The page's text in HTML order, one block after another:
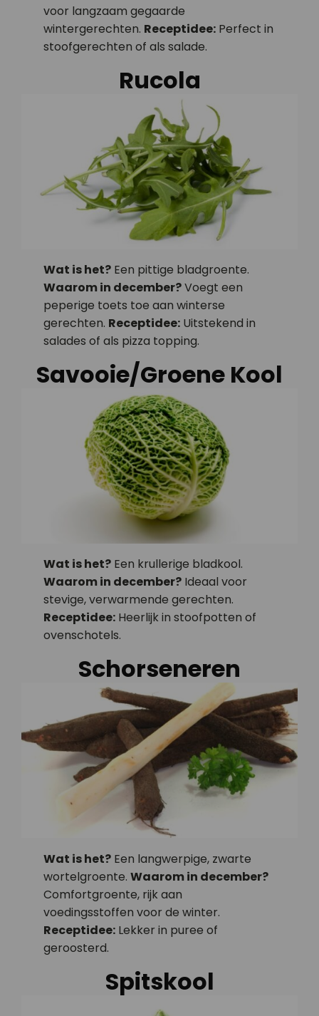
voor langzaam gegaarde
wintergerechten. Receptidee: Perfect in
stoofgerechten of als salade.
Rucola
Wat is het? Een pittige bladgroente.
Waarom in december?Voegt een
peperige toets toe aan winterse
gerechten. Receptidee: Uitstekend in
salades of als pizza topping.
Savooie/Groene Kool
Wat is het? Een krullerige bladkool.
Waarom in december? Ideaal voor
stevige, verwarmende gerechten.
Receptidee: Heerlijk in stoofpotten of
ovenschotels.
Schorseneren
Wat is het? Een langwerpige, zwarte
wortelgroente.Waarom in december?
Comfortgroente, rijk aan
voedingsstoffen voor de winter.
Receptidee: Lekker in puree of
geroosterd.
Spitskool